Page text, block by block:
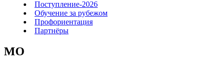
Поступление-2026
Обучение за рубежом
Профориентация
Партнёры
MO